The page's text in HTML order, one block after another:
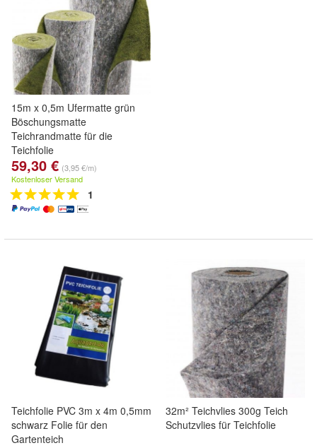
15m x 0,5m Ufermatte grün
Böschungsmatte
Teichrandmatte für die
Teichfolie
59,30 € (3,95 €/m)
Kostenloser Versand
1
Teichfolie PVC 3m x 4m 0,5mm
schwarz Folie für den
Gartenteich
32m² Teichvlies 300g Teich
Schutzvlies für Teichfolie